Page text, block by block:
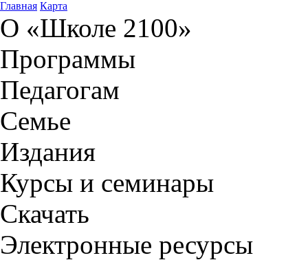
Главная Карта
О «Школе 2100»
Программы
Педагогам
Семье
Издания
Курсы и семинары
Скачать
Электронные ресурсы